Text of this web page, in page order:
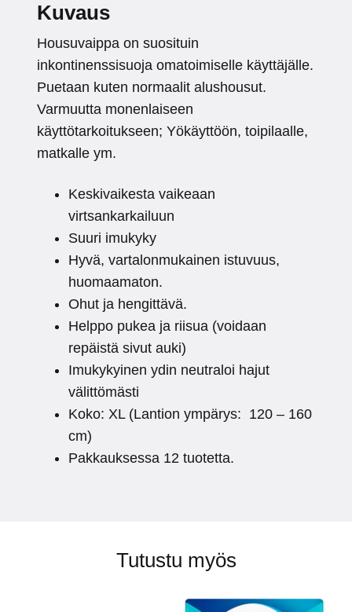
Kuvaus
Housuvaippa on suosituin
inkontinenssisuoja omatoimiselle käyttäjälle.
Puetaan kuten normaalit alushousut.
Varmuutta monenlaiseen
käyttötarkoitukseen; Yökäyttöön, toipilaalle,
matkalle ym.
Keskivaikesta vaikeaan
virtsankarkailuun
Suuri imukyky
Hyvä, vartalonmukainen istuvuus,
huomaamaton.
Ohut ja hengittävä.
Helppo pukea ja riisua (voidaan
repäistä sivut auki)
Imukykyinen ydin neutraloi hajut
välittömästi
Koko: XL (Lantion ympärys: 120 – 160
cm)
Pakkauksessa 12 tuotetta.
Tutustu myös